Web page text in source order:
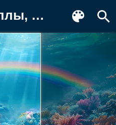
Обои